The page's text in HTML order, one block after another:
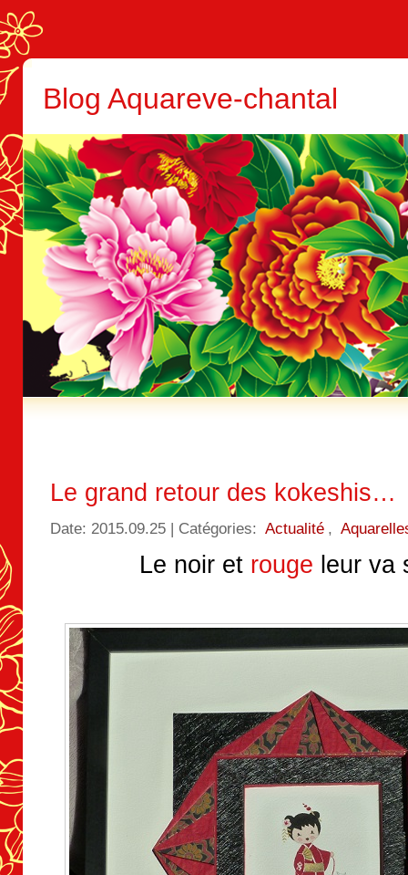
Blog Aquareve-chantal
Le grand retour des kokeshis…
Date: 2015.09.25 | Catégories: Actualité ,
Le noir et rouge leur va